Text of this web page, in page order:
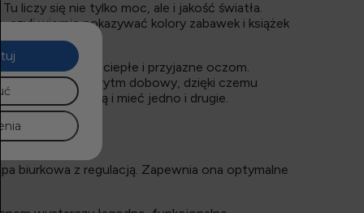
liczy się nie tylko moc, ale i jakość światła.
wiernie pokazywać kolory zabawek i książek
światło będzie ciepłe i przyjazne oczom.
naturalny rytm dobowy, dzięki czemu
z taką żarówką i mieć jedno i drugie.
biurkowa z regulacją. Zapewnia ona optymalne